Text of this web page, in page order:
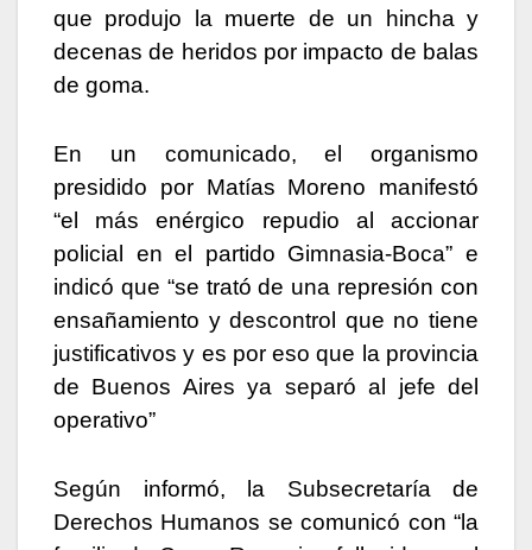
que produjo la muerte de un hincha y
decenas de heridos por impacto de balas
de goma.
En un comunicado, el organismo
presidido por Matías Moreno manifestó
“el más enérgico repudio al accionar
policial en el partido Gimnasia-Boca” e
indicó que “se trató de una represión con
ensañamiento y descontrol que no tiene
justificativos y es por eso que la provincia
de Buenos Aires ya separó al jefe del
operativo”
Según informó, la Subsecretaría de
Derechos Humanos se comunicó con “la